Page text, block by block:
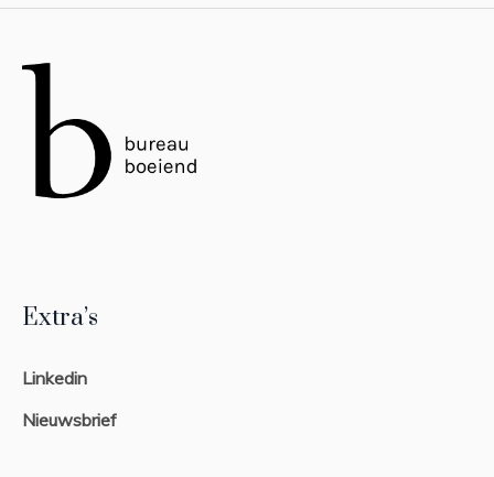
Extra’s
Linkedin
Nieuwsbrief